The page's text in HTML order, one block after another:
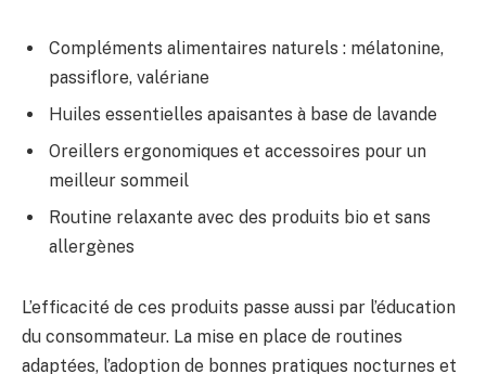
Compléments alimentaires naturels : mélatonine,
passiflore, valériane
Huiles essentielles apaisantes à base de lavande
Oreillers ergonomiques et accessoires pour un
meilleur sommeil
Routine relaxante avec des produits bio et sans
allergènes
L’efficacité de ces produits passe aussi par l’éducation
du consommateur. La mise en place de routines
adaptées, l’adoption de bonnes pratiques nocturnes et